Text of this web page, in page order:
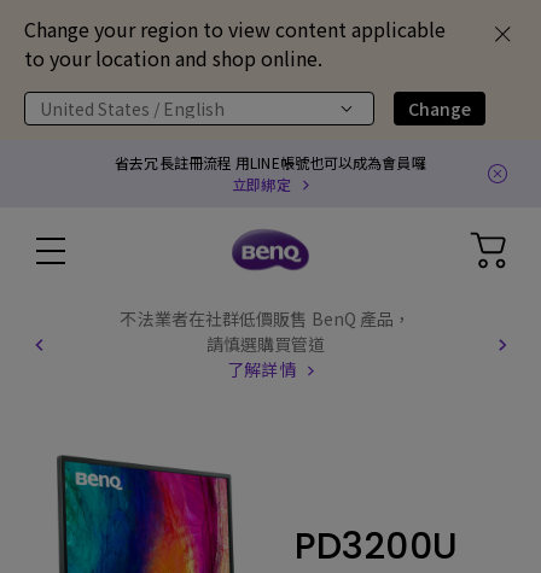
Change your region to view content applicable
to your location and shop online.
United States / English Change
省去冗長註冊流程 用LINE帳號也可以成為會員囉
立即綁定
不法業者在社群低價販售 BenQ 產品，
請慎選購買管道
了解詳情
PD3200U